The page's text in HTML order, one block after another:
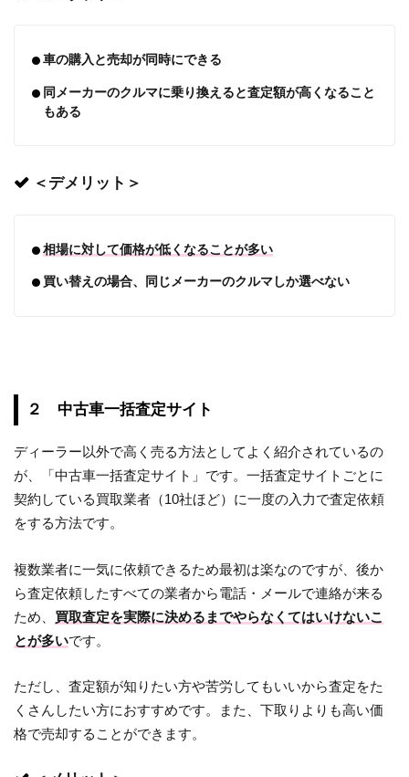
車の購入と売却が同時にできる
同メーカーのクルマに乗り換えると査定額が高くなること
もある
＜デメリット＞
相場に対して価格が低くなることが多い
買い替えの場合、同じメーカーのクルマしか選べない
２ 中古車一括査定サイト
ディーラー以外で高く売る方法としてよく紹介されているの
が、「中古車一括査定サイト」です。一括査定サイトごとに
契約している買取業者（10社ほど）に一度の入力で査定依頼
をする方法です。
複数業者に一気に依頼できるため最初は楽なのですが、後か
ら査定依頼したすべての業者から電話・メールで連絡が来る
ため、 買取査定を実際に決めるまでやらなくてはいけないこ
とが多いです。
ただし、査定額が知りたい方や苦労してもいいから査定をた
くさんしたい方におすすめです。また、下取りよりも高い価
格で売却することができます。